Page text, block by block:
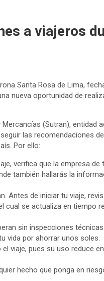
a viajeros
Santa Rosa de Lima,
nueva oportunidad de
(Sutran), entidad
las recomendaciones
Por ello:
verifica que la empresa de
también hallarás la
Antes de iniciar tu viaje,
cual se actualiza en tiempo
sin inspecciones
vida por ahorrar unos soles.
viaje, pues su uso reduce
hecho que ponga en